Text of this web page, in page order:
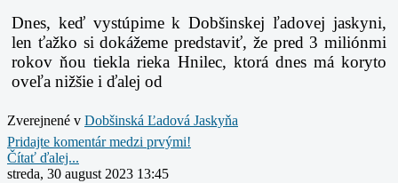
Dnes, keď vystúpime k Dobšinskej ľadovej jaskyni,
len ťažko si dokážeme predstaviť, že pred 3 miliónmi
rokov ňou tiekla rieka Hnilec, ktorá dnes má koryto
oveľa nižšie i ďalej od
Zverejnené v Dobšinská Ľadová Jaskyňa
Pridajte komentár medzi prvými!
Čítať ďalej...
streda, 30 august 2023 13:45